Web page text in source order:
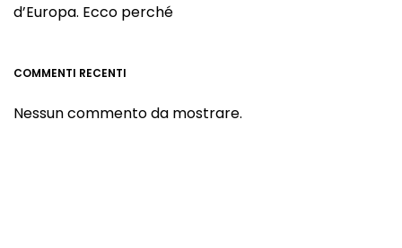
d’Europa. Ecco perché
COMMENTI RECENTI
Nessun commento da mostrare.